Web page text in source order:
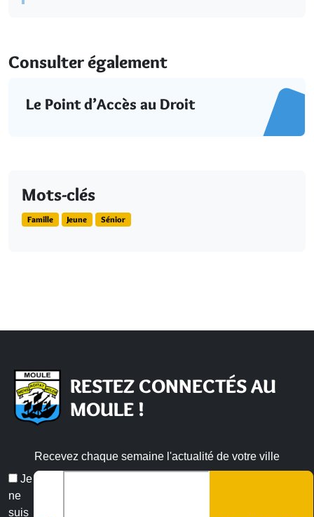
Consulter également
Le Point d’Accès au Droit
Mots-clés
Famille Jeune Sénior
RESTEZ CONNECTÉS AU
MOULE !
Recevez chaque semaine l'actualité de votre ville
Je
ne
suis
Veuillez laisser ce champ vide :
Email